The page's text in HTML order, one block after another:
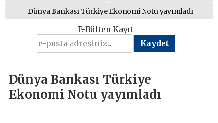
Dünya Bankası Türkiye Ekonomi Notu yayımladı
E-Bülten Kayıt
Dünya Bankası Türkiye
Ekonomi Notu yayımladı